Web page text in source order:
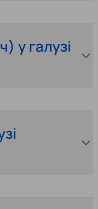
у галузі